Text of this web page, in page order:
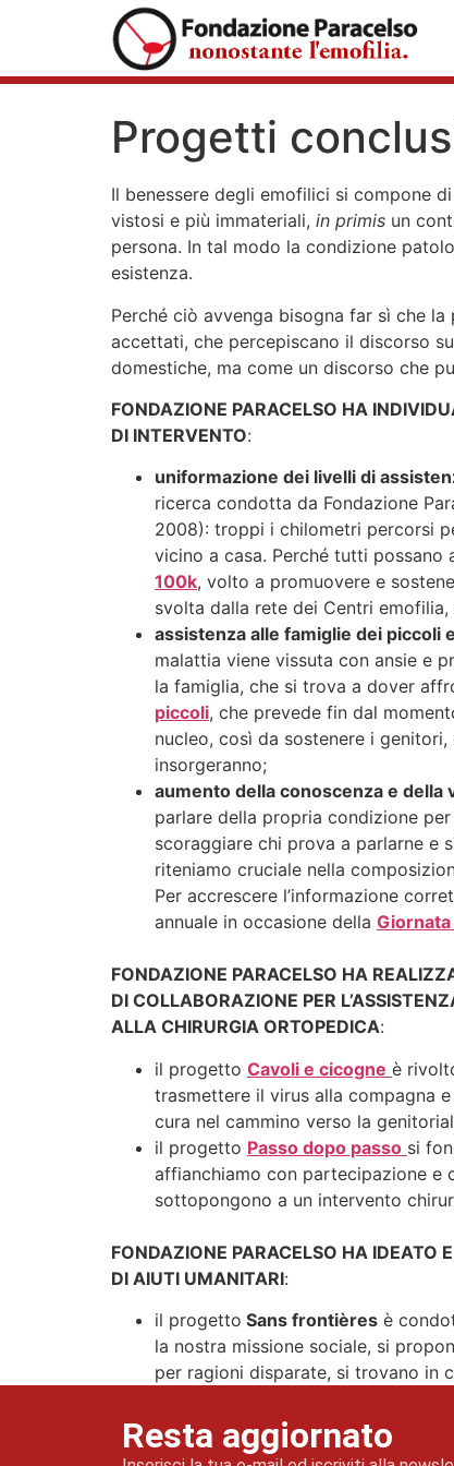
Progetti
Il benessere degli emofilici si compone
vistosi e più immateriali, in primis un
persona. In tal modo la condizione
esistenza.
Perché ciò avvenga bisogna far sì che
accettati, che percepiscano il discorso
domestiche, ma come un discorso che
FONDAZIONE PARACELSO HA
DI INTERVENTO:
uniformazione dei livelli di
ricerca condotta da Fondazione
2008): troppi i chilometri percorsi
vicino a casa. Perché tutti
100k, volto a promuovere e
svolta dalla rete dei Centri
assistenza alle famiglie dei piccoli
malattia viene vissuta con ansie e
la famiglia, che si trova a dover
piccoli, che prevede fin dal
nucleo, così da sostenere i
insorgeranno;
aumento della conoscenza e della
parlare della propria condizione
scoraggiare chi prova a parlarne e
riteniamo cruciale nella
Per accrescere l’informazione
annuale in occasione della Giornata
FONDAZIONE PARACELSO HA
DI COLLABORAZIONE PER
ALLA CHIRURGIA ORTOPEDICA:
il progetto Cavoli e cicogne è
trasmettere il virus alla compagna
cura nel cammino verso la
il progetto Passo dopo passo si
affianchiamo con partecipazione e
sottopongono a un intervento
FONDAZIONE PARACELSO HA IDEATO
DI AIUTI UMANITARI:
il progetto Sans frontières è
la nostra missione sociale, si
per ragioni disparate, si trovano in
Resta aggiornato